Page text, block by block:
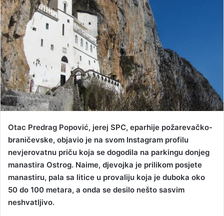
m
a
l
Otac Predrag Popović, jerej SPC, eparhije požarevačko-
braničevske, objavio je na svom Instagram profilu
nevjerovatnu priču koja se dogodila na parkingu donjeg
manastira Ostrog. Naime, djevojka je prilikom posjete
manastiru, pala sa litice u provaliju koja je duboka oko
50 do 100 metara, a onda se desilo nešto sasvim
neshvatljivo.